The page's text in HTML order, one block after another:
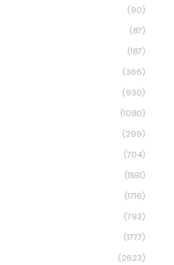
(90)
(87)
(187)
(366)
(930)
(1080)
(299)
(704)
(1591)
(1716)
(793)
(1777)
(2623)